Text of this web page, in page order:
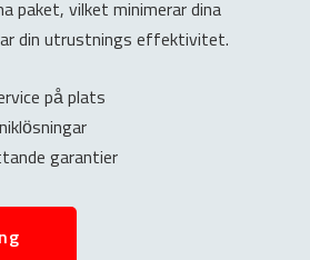
paket, vilket minimerar dina
din utrustnings effektivitet.
på plats
garantier